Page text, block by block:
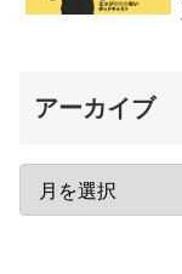
アーカイブ